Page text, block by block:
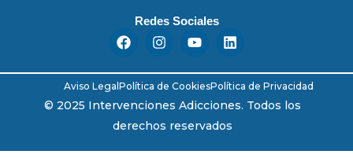
Redes Sociales
F
a
e
b
o
o
k
I
n
t
a
g
r
a
m
Y
o
t
u
b
e
L
i
k
e
d
i
n
Aviso Legal Política de CookiesPolítica de Privacidad
© 2025 Intervenciones Adicciones. Todos los
derechos reservados